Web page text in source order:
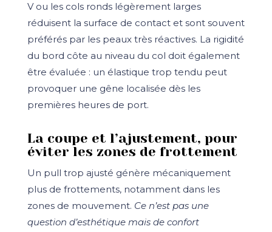
V ou les cols ronds légèrement larges
réduisent la surface de contact et sont souvent
préférés par les peaux très réactives. La rigidité
du bord côte au niveau du col doit également
être évaluée : un élastique trop tendu peut
provoquer une gêne localisée dès les
premières heures de port.
La coupe et l’ajustement, pour
éviter les zones de frottement
Un pull trop ajusté génère mécaniquement
plus de frottements, notamment dans les
zones de mouvement. Ce n’est pas une
question d’esthétique mais de confort